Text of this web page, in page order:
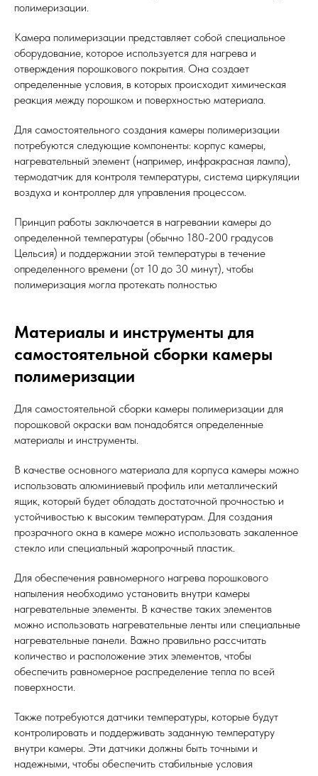
полимеризации.
Камера полимеризации представляет собой специальное
оборудование, которое используется для нагрева и
отверждения порошкового покрытия. Она создает
определенные условия, в которых происходит химическая
реакция между порошком и поверхностью материала.
Для самостоятельного создания камеры полимеризации
потребуются следующие компоненты: корпус камеры,
нагревательный элемент (например, инфракрасная лампа),
термодатчик для контроля температуры, система циркуляции
воздуха и контроллер для управления процессом.
Принцип работы заключается в нагревании камеры до
определенной температуры (обычно 180-200 градусов
Цельсия) и поддержании этой температуры в течение
определенного времени (от 10 до 30 минут), чтобы
полимеризация могла протекать полностью
Материалы и инструменты для
самостоятельной сборки камеры
полимеризации
Для самостоятельной сборки камеры полимеризации для
порошковой окраски вам понадобятся определенные
материалы и инструменты.
В качестве основного материала для корпуса камеры можно
использовать алюминиевый профиль или металлический
ящик, который будет обладать достаточной прочностью и
устойчивостью к высоким температурам. Для создания
прозрачного окна в камере можно использовать закаленное
стекло или специальный жаропрочный пластик.
Для обеспечения равномерного нагрева порошкового
напыления необходимо установить внутри камеры
нагревательные элементы. В качестве таких элементов
можно использовать нагревательные ленты или специальные
нагревательные панели. Важно правильно рассчитать
количество и расположение этих элементов, чтобы
обеспечить равномерное распределение тепла по всей
поверхности.
Также потребуются датчики температуры, которые будут
контролировать и поддерживать заданную температуру
внутри камеры. Эти датчики должны быть точными и
надежными, чтобы обеспечить стабильные условия